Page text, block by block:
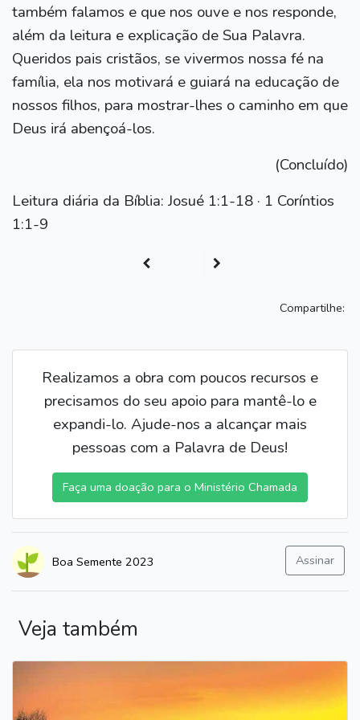
também falamos e que nos ouve e nos responde,
além da leitura e explicação de Sua Palavra.
Queridos pais cristãos, se vivermos nossa fé na
família, ela nos motivará e guiará na educação de
nossos filhos, para mostrar-lhes o caminho em que
Deus irá abençoá-los.
(Concluído)
Leitura diária da Bíblia: Josué 1:1-18 · 1 Coríntios
1:1-9
Compartilhe:
Realizamos a obra com poucos recursos e
precisamos do seu apoio para mantê-lo e
expandi-lo. Ajude-nos a alcançar mais
pessoas com a Palavra de Deus!
Faça uma doação para o Ministério Chamada
Boa Semente 2023 Assinar
Veja também